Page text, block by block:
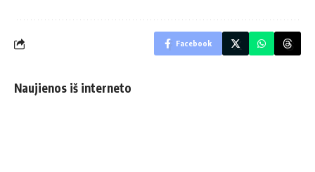
Facebook
Naujienos iš interneto